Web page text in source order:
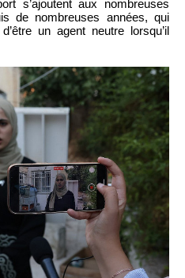
s’ajoutent aux nombreuses
de nombreuses années, qui
un agent neutre lorsqu’il